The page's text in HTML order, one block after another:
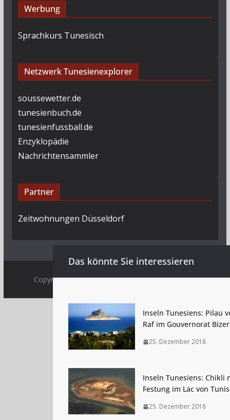
Werbung
Sprachkurs Tunesisch
Netzwerk Tunesienexplorer
soussewetter.de
tunesienbuch.de
tunesienfussball.de
Enzyklopädie
Nachrichtensammler
Partner
Zeitwohnungen Düsseldorf
Copyright © 2009 - 2026 byTunesienexplorer.de.
Das könnte Sie interessieren
Inseln Tunesiens: Pilau
Raf im Gouvernorat
25. Dezember 2018
Inseln Tunesiens: Chikli
Festung im Lac von Tunis
25. Dezember 2018